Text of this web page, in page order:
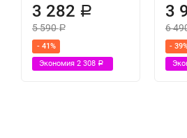
3 282 Р
5 590Р
- 41%
Экономия 2 308 Р
3
6
-